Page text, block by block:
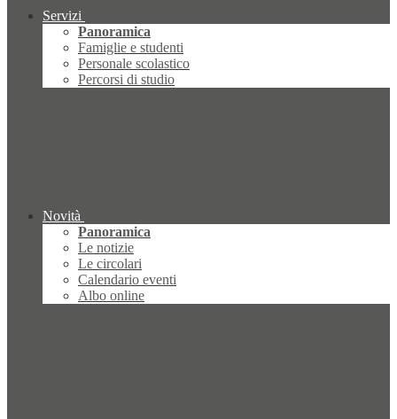
Servizi
Panoramica
Famiglie e studenti
Personale scolastico
Percorsi di studio
Novità
Panoramica
Le notizie
Le circolari
Calendario eventi
Albo online